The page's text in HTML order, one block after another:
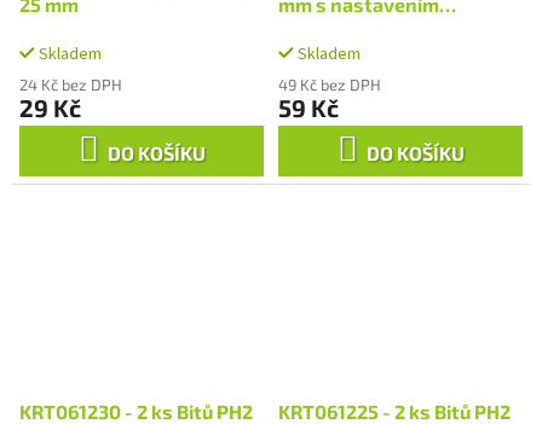
Skladem
24 Kč bez DPH
29 Kč
DO KOŠÍKU
Skladem
49 Kč bez DPH
59 Kč
DO KOŠÍKU
KRT061230 - 2 ks Bitů PH2
KRT061225 - 2 ks Bitů PH2